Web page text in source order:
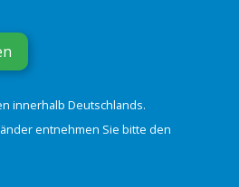
innerhalb Deutschlands.
entnehmen Sie bitte den